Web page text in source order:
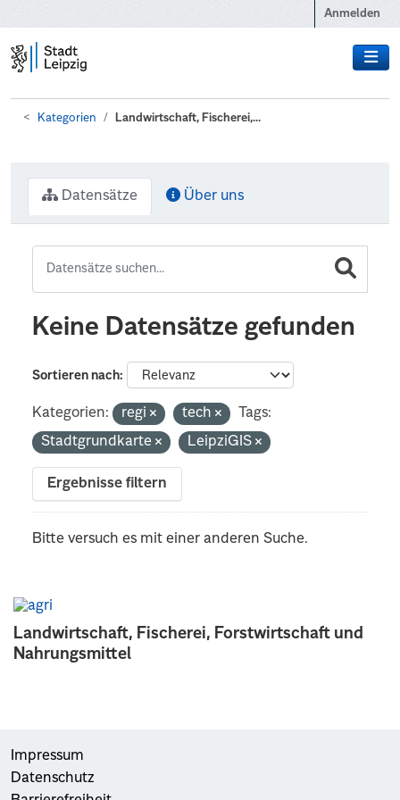
Anmelden
Kategorien Landwirtschaft, Fischerei,...
Landwirtschaft, Fischerei, Forstwirtschaft und
Nahrungsmittel
Datensätze Über uns
Keine Datensätze gefunden
Sortieren nach
Kategorien: regi tech
Tags:
Stadtgrundkarte
LeipziGIS
Ergebnisse filtern
Bitte versuch es mit einer anderen Suche.
Impressum
Datenschutz